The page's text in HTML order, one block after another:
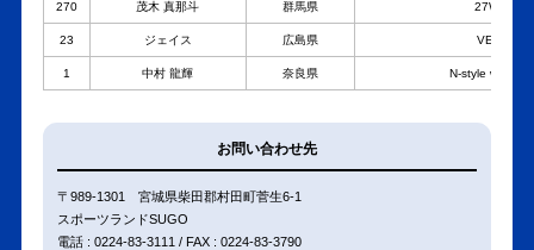
270 茂木 真那斗 群馬県 27WORKS
23 ジェイス 広島県 VEICOLO
1 中村 龍輝 奈良県 N-style with
お問い合わせ先
〒989-1301 宮城県柴田郡村田町菅生6-1
スポーツランドSUGO
電話 : 0224-83-3111 / FAX : 0224-83-3790